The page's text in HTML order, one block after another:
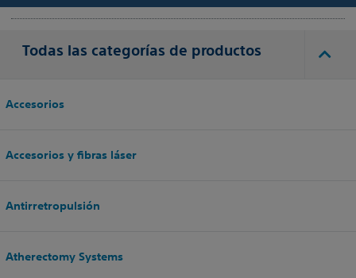
Todas las categorías de productos
Accesorios
Accesorios y fibras láser
Antirretropulsión
Atherectomy Systems